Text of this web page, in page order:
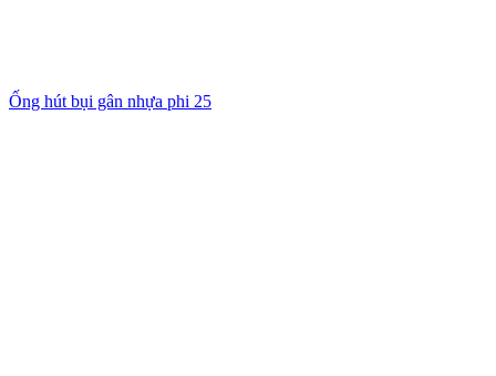
Ống hút bụi gân nhựa phi 25